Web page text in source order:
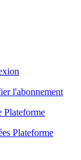
l'abonnement
Plateforme
Plateforme